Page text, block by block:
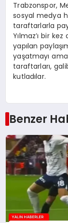
Trabzonspor,
sosyal medya
taraftarlarla
Yılmaz’ı bir
yapılan
yaşatmayı
taraftarları,
kutladılar.
Benzer